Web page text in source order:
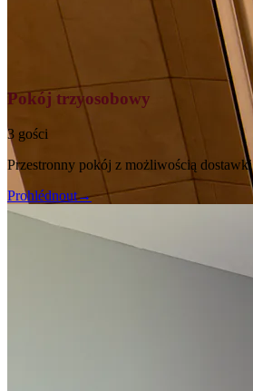
Pokój trzyosobowy
3 gości
Przestronny pokój z możliwością dostawki
Prohlédnout→